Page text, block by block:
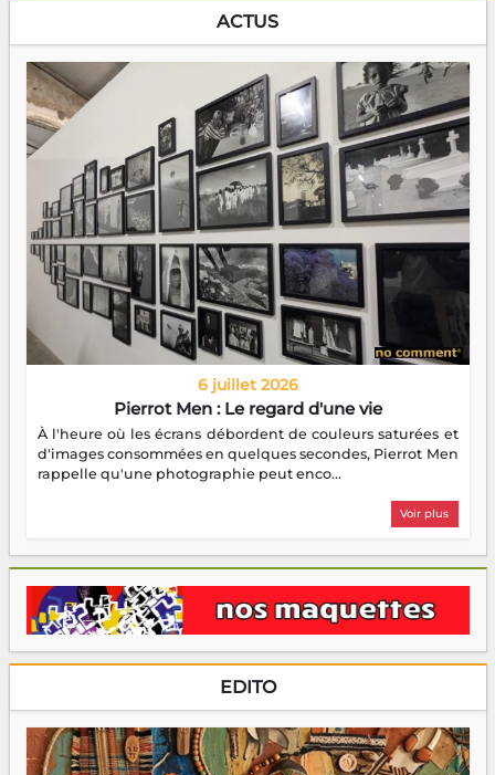
ACTUS
6 juillet 2026
Pierrot Men : Le regard d'une vie
À l'heure où les écrans débordent de couleurs saturées et
d'images consommées en quelques secondes, Pierrot Men
rappelle qu'une photographie peut enco...
Voir plus
EDITO